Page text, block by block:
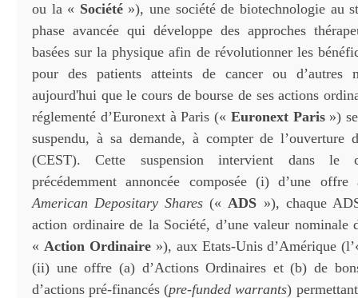
ou la « Société»), une société de biotechnologie au
phase avancée qui développe des approches
basées sur la physique afin de révolutionner les
pour des patients atteints de cancer ou d’autres
aujourd'hui que le cours de bourse de ses actions
réglementé d’Euronext à Paris (« Euronext Paris»)
suspendu, à sa demande, à compter de l’ouverture
(CEST). Cette suspension intervient dans le
précédemment annoncée composée (i) d’une
American Depositary Shares («ADS »), chaque
action ordinaire de la Société, d’une valeur nominale
« Action Ordinaire»), aux Etats-Unis d’Amérique
(ii) une offre (a) d’Actions Ordinaires et (b) de
d’actions pré-financés (pre-funded warrants)